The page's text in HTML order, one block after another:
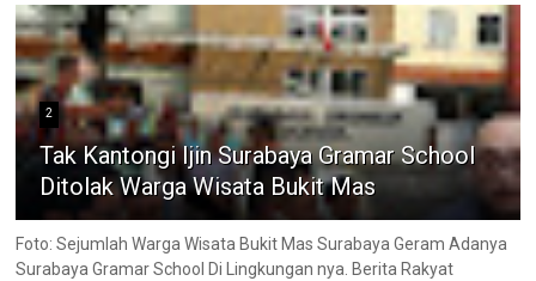
2
Tak Kantongi Ijin Surabaya Gramar School
Ditolak Warga Wisata Bukit Mas
Foto: Sejumlah Warga Wisata Bukit Mas Surabaya Geram Adanya
Surabaya Gramar School Di Lingkungan nya. Berita Rakyat